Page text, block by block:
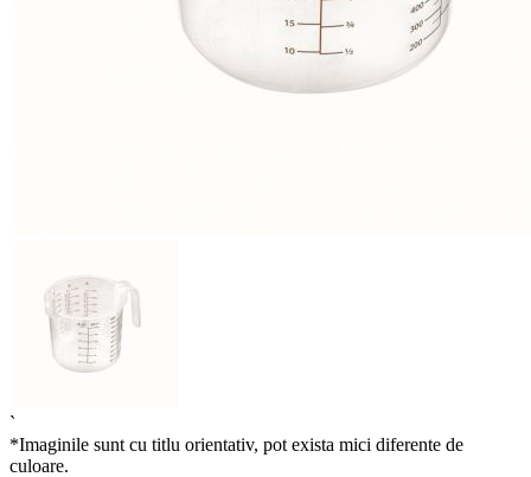
`
*Imaginile sunt cu titlu orientativ, pot exista mici diferente de
culoare.